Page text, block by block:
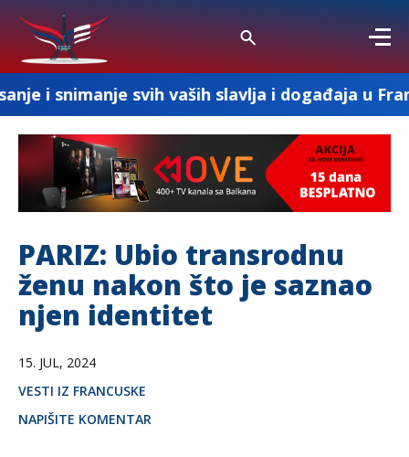
svih vaših slavlja i događaja u Francuskoj
PARIZ: Ubio transrodnu
ženu nakon što je saznao
njen identitet
15. JUL, 2024
VESTI IZ FRANCUSKE
NAPIŠITE KOMENTAR